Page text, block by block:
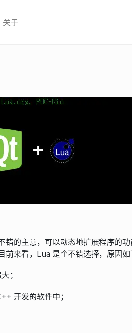
关于
错的主意，可以动态地扩展程序的
来看，Lua 是个不错选择，原因如
；
开发的软件中；